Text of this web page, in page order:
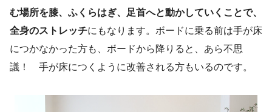
む場所を膝、ふくらはぎ、足首へと動かしていくことで、
全身のストレッチにもなります。ボードに乗る前は手が床
につかなかった方も、ボードから降りると、あら不思
議！ 手が床につくように改善される方もいるのです。